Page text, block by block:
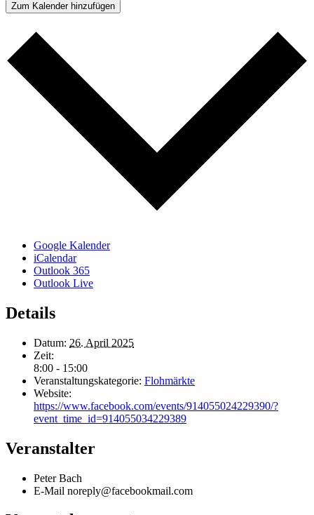
Zum Kalender hinzufügen
Google Kalender
iCalendar
Outlook 365
Outlook Live
Details
Datum: 26. April 2025
Zeit:
8:00 - 15:00
Veranstaltungskategorie: Flohmärkte
Website:
https://www.facebook.com/events/914055024229390/?
event_time_id=914055034229389
Veranstalter
Peter Bach
E-Mail noreply@facebookmail.com